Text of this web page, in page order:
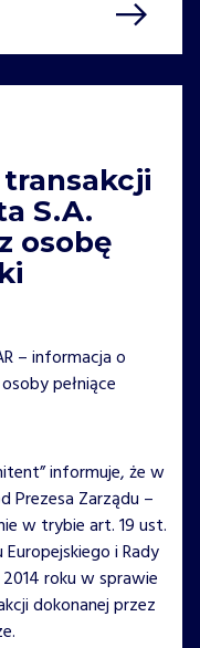
S.A.
osobę
– informacja o
pełniące
informuje, że w
Prezesa Zarządu –
w trybie art. 19 ust.
i Rady
roku w sprawie
dokonanej przez